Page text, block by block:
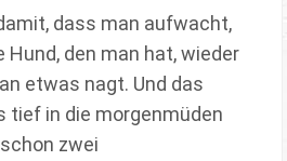
dass man aufwacht,
den man hat, wieder
etwas nagt. Und das
tief in die morgenmüden
zwei